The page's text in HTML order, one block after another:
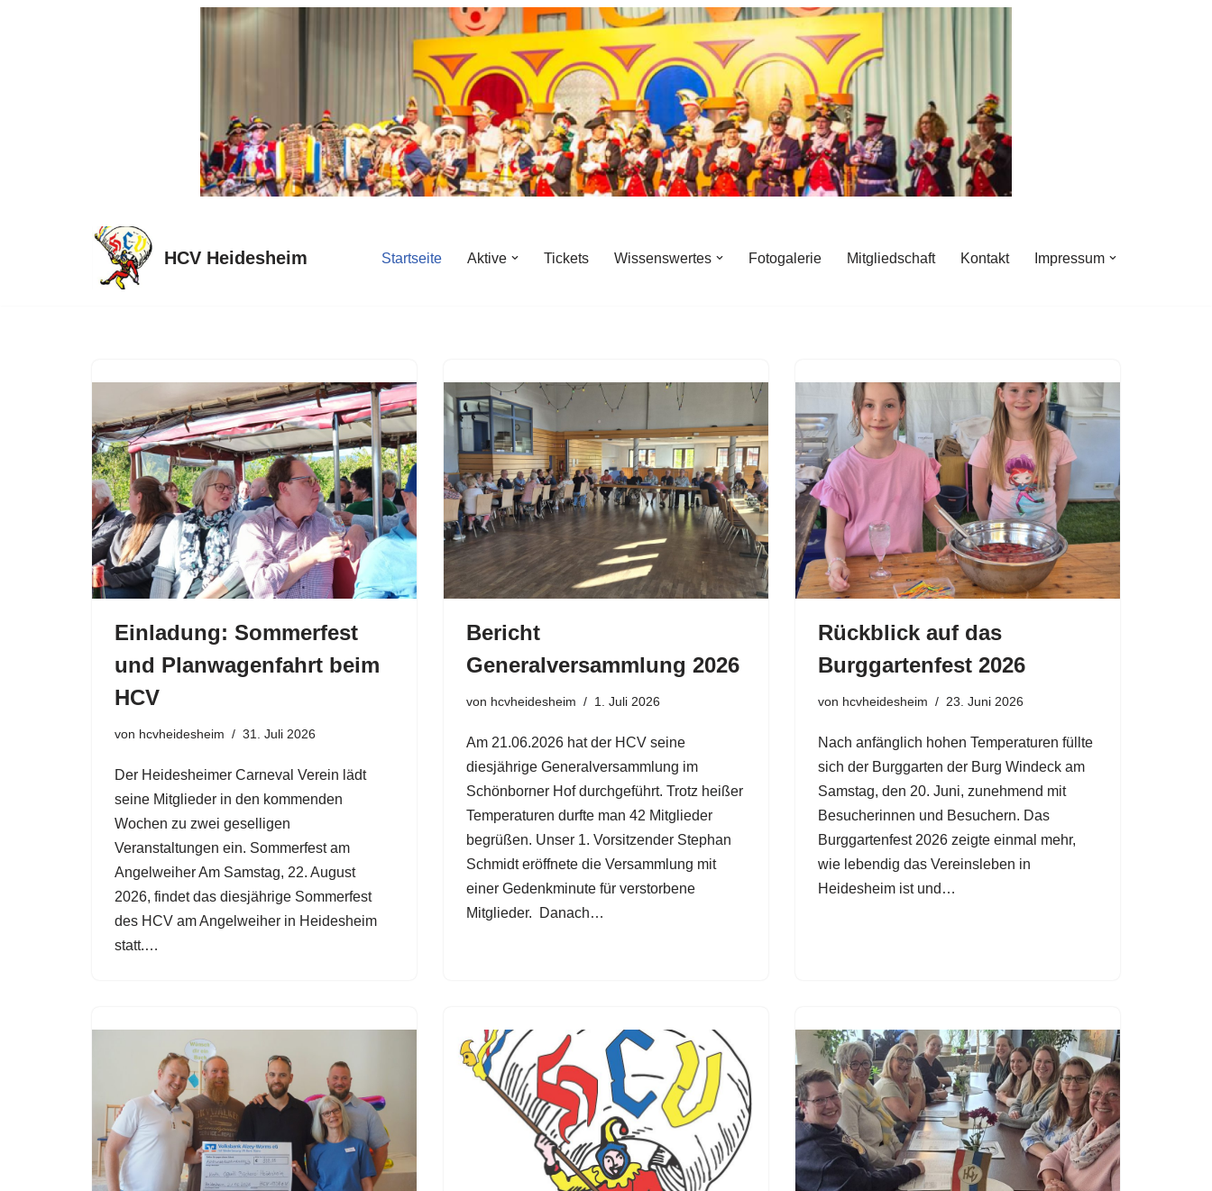
HCV Heidesheim Startseite Aktive Tickets Wissenswertes Fotogalerie Mitgliedschaft Kontakt Impressum
Einladung: Sommerfest
und Planwagenfahrt beim
HCV
von hcvheidesheim 31. Juli 2026
Der Heidesheimer Carneval Verein lädt
seine Mitglieder in den kommenden
Wochen zu zwei geselligen
Veranstaltungen ein. Sommerfest am
Angelweiher Am Samstag, 22. August
2026, findet das diesjährige Sommerfest
des HCV am Angelweiher in Heidesheim
statt.…
Bericht
Generalversammlung 2026
von hcvheidesheim 1. Juli 2026
Am 21.06.2026 hat der HCV seine
diesjährige Generalversammlung im
Schönborner Hof durchgeführt. Trotz heißer
Temperaturen durfte man 42 Mitglieder
begrüßen. Unser 1. Vorsitzender Stephan
Schmidt eröffnete die Versammlung mit
einer Gedenkminute für verstorbene
Mitglieder. Danach…
Rückblick auf das
Burggartenfest 2026
von hcvheidesheim 23. Juni 2026
Nach anfänglich hohen Temperaturen füllte
sich der Burggarten der Burg Windeck am
Samstag, den 20. Juni, zunehmend mit
Besucherinnen und Besuchern. Das
Burggartenfest 2026 zeigte einmal mehr,
wie lebendig das Vereinsleben in
Heidesheim ist und…